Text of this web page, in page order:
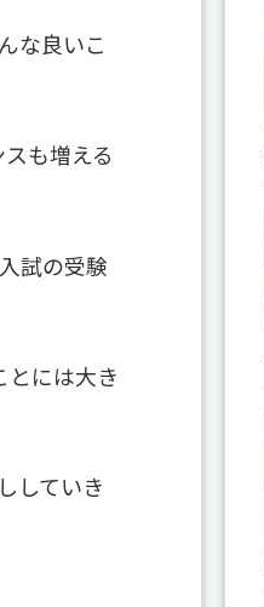
な良いこ
も増える
試の受験
とには大き
していき